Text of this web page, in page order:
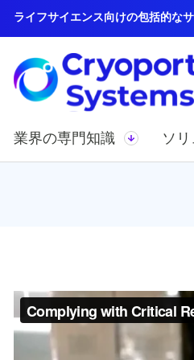
ライフサイエンス向けの包括的な
業界の専門知識 ソ